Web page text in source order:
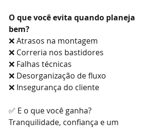
O que você evita quando planeja
bem?
❌ Atrasos na montagem
❌ Correria nos bastidores
❌ Falhas técnicas
❌ Desorganização de fluxo
❌ Insegurança do cliente
✅ E o que você ganha?
Tranquilidade, confiança e um